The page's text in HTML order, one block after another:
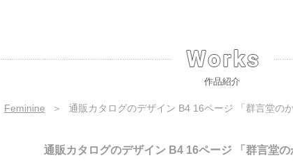
作品紹介
Feminine ＞ 通販カタログのデザイン B4 16ページ 「群言堂の
通販カタログのデザイン B4 16ページ 「群言堂の